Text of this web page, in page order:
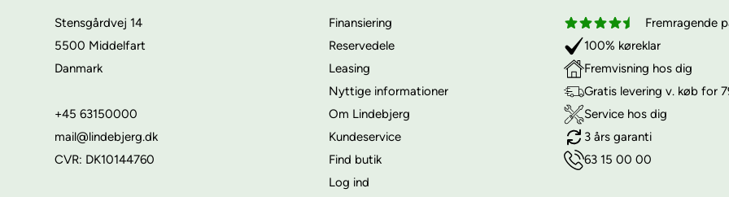
Stensgårdvej 14
5500 Middelfart
Danmark
+45 63150000
mail@lindebjerg.dk
CVR: DK10144760
Finansiering
Reservedele
Leasing
Nyttige informationer
Om Lindebjerg
Kundeservice
Find butik
Log ind
Fremragende
100% køreklar
Fremvisning hos dig
Gratis levering v. køb for
Service hos dig
3 års garanti
63 15 00 00